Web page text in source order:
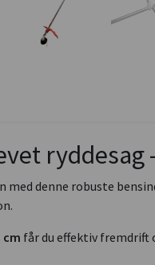
ryddesag
med denne robuste
cm får du effektiv